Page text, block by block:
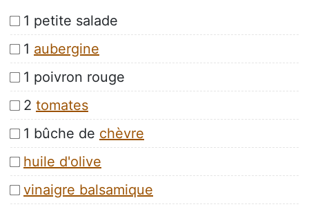
1 petite salade
1 aubergine
1 poivron rouge
2 tomates
1 bûche de chèvre
huile d'olive
vinaigre balsamique